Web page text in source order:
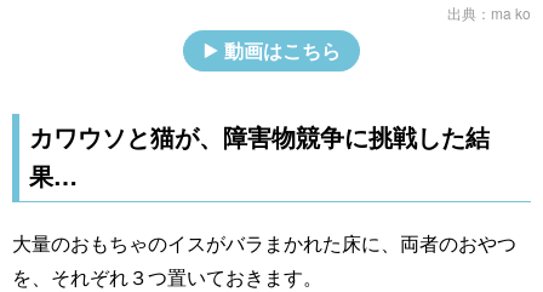
出典： ma ko
動画はこちら
カワウソと猫が、障害物競争に挑戦した結
果…
大量のおもちゃのイスがバラまかれた床に、両者のおやつ
を、それぞれ３つ置いておきます。